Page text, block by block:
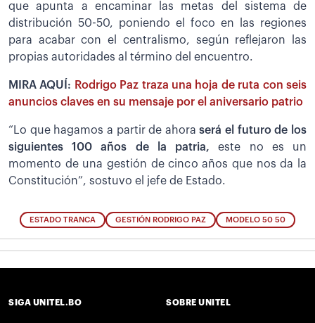
que apunta a encaminar las metas del sistema de
distribución 50-50, poniendo el foco en las regiones
para acabar con el centralismo, según reflejaron las
propias autoridades al término del encuentro.
MIRA AQUÍ: Rodrigo Paz traza una hoja de ruta con seis
anuncios claves en su mensaje por el aniversario patrio
“Lo que hagamos a partir de ahoraserá el futuro de los
siguientes 100 años de la patria, este no es un
momento de una gestión de cinco años que nos da la
Constitución”, sostuvo el jefe de Estado.
ESTADO TRANCA GESTIÓN RODRIGO PAZ MODELO 50 50
SIGA UNITEL.BO SOBRE UNITEL